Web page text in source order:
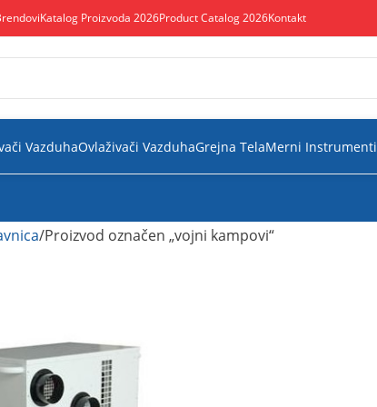
Katalog Proizvoda 2026Product Catalog 2026Kontakt
VazduhaOvlaživači VazduhaGrejna TelaMerni Instrumenti
Proizvod označen „vojni kampovi“